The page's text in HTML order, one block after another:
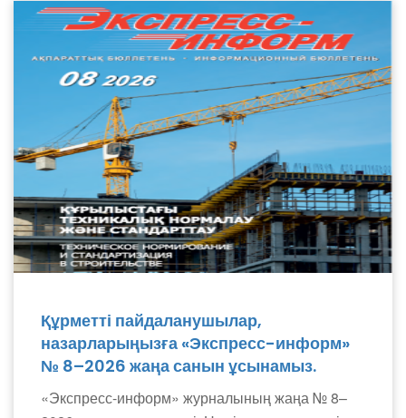
Құрметті пайдаланушылар,
назарларыңызға «Экспресс-информ»
№ 8–2026 жаңа санын ұсынамыз.
«Экспресс-информ» журналының жаңа № 8–